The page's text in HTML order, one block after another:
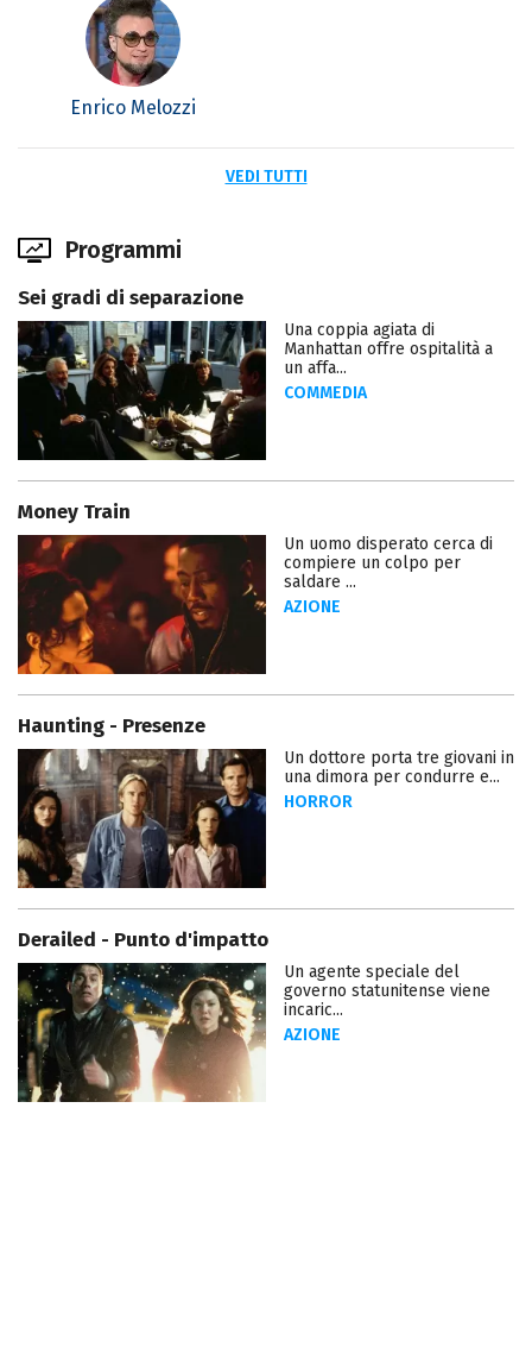
Enrico Melozzi
VEDI TUTTI
Programmi
Sei gradi di separazione
Una coppia agiata di
Manhattan offre ospitalità a
un affa...
COMMEDIA
Money Train
Un uomo disperato cerca di
compiere un colpo per
saldare ...
AZIONE
Haunting - Presenze
Un dottore porta tre giovani in
una dimora per condurre e...
HORROR
Derailed - Punto d'impatto
Un agente speciale del
governo statunitense viene
incaric...
AZIONE